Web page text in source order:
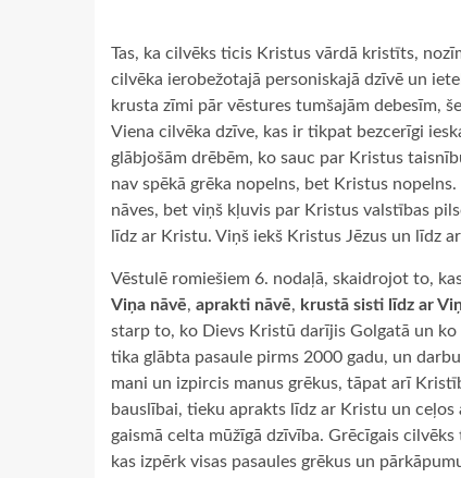
Tas, ka cilvēks ticis Kristus vārdā kristīts,
cilvēka ierobežotajā personiskajā dzīvē un
krusta zīmi pār vēstures tumšajām debesīm,
Viena cilvēka dzīve, kas ir tikpat bezcerīgi
glābjošām drēbēm, ko sauc par Kristus
nav spēkā grēka nopelns, bet Kristus
nāves, bet viņš kļuvis par Kristus valstības
līdz ar Kristu. Viņš iekš Kristus Jēzus un līdz
Vēstulē romiešiem 6. nodaļā, skaidrojot to,
Viņa nāvē, aprakti nāvē, krustā sisti līdz ar
starp to, ko Dievs Kristū darījis Golgatā un
tika glābta pasaule pirms 2000 gadu, un
mani un izpircis manus grēkus, tāpat arī
bauslībai, tieku aprakts līdz ar Kristu un
gaismā celta mūžīgā dzīvība. Grēcīgais
kas izpērk visas pasaules grēkus un